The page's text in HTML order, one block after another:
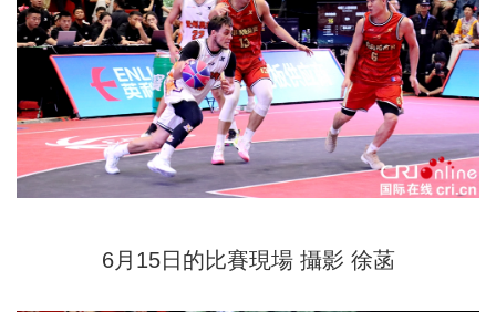
6月15日的比賽現場 攝影 徐菡